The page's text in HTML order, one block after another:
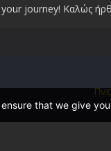
journey! Καλώς
that we give